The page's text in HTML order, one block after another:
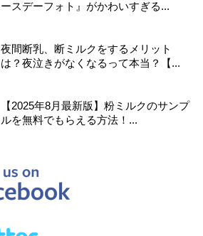
ースデーフォト』がかわいすぎる...
夜間断乳、断ミルクをするメリット
は？夜泣きがなくなるって本当？【...
【2025年8月最新版】粉ミルクのサンプ
ルを無料でもらえる方法！...